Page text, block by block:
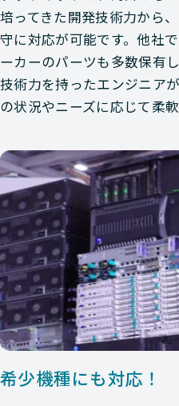
培ってきた開発技術力から
守に対応が可能です。他社
ーカーのパーツも多数保有
技術力を持ったエンジニア
の状況やニーズに応じて柔
希少機種にも対応！